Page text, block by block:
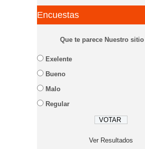
Encuestas
Que te parece Nuestro
Exelente
Bueno
Malo
Regular
Ver Resultados